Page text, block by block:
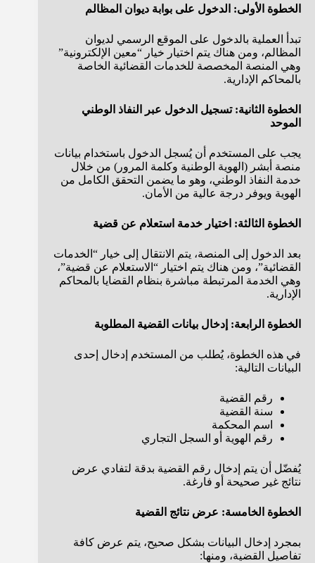
الخطوة الأولى: الدخول على بوابة ديوان المظالم
تبدأ العملية بالدخول على الموقع الرسمي لديوان
المظالم، ومن هناك يتم اختيار خيار “معين الإلكترونية”
وهي المنصة المخصصة للخدمات القضائية الخاصة
بالمحاكم الإدارية.
الخطوة الثانية: تسجيل الدخول عبر النفاذ الوطني
الموحد
يجب على المستخدم أن يُسجل الدخول باستخدام بيانات
منصة أبشر (الهوية الوطنية وكلمة المرور) من خلال
خدمة النفاذ الوطني، وهو ما يضمن التحقق الكامل من
الهوية ويوفر درجة عالية من الأمان.
الخطوة الثالثة: اختيار خدمة استعلام عن قضية
بعد الدخول إلى المنصة، يتم الانتقال إلى خيار “الخدمات
القضائية”، ومن هناك يتم اختيار “الاستعلام عن قضية”،
وهي الخدمة المرتبطة مباشرة بنظام القضايا بالمحاكم
الإدارية.
الخطوة الرابعة: إدخال بيانات القضية المطلوبة
في هذه الخطوة، يُطلب من المستخدم إدخال إحدى
البيانات التالية:
رقم القضية
سنة القضية
اسم المحكمة
رقم الهوية أو السجل التجاري
يُفضّل أن يتم إدخال رقم القضية بدقة لتفادي عرض
نتائج غير صحيحة أو فارغة.
الخطوة الخامسة: عرض نتائج القضية
بمجرد إدخال البيانات بشكل صحيح، يتم عرض كافة
تفاصيل القضية، ومنها: